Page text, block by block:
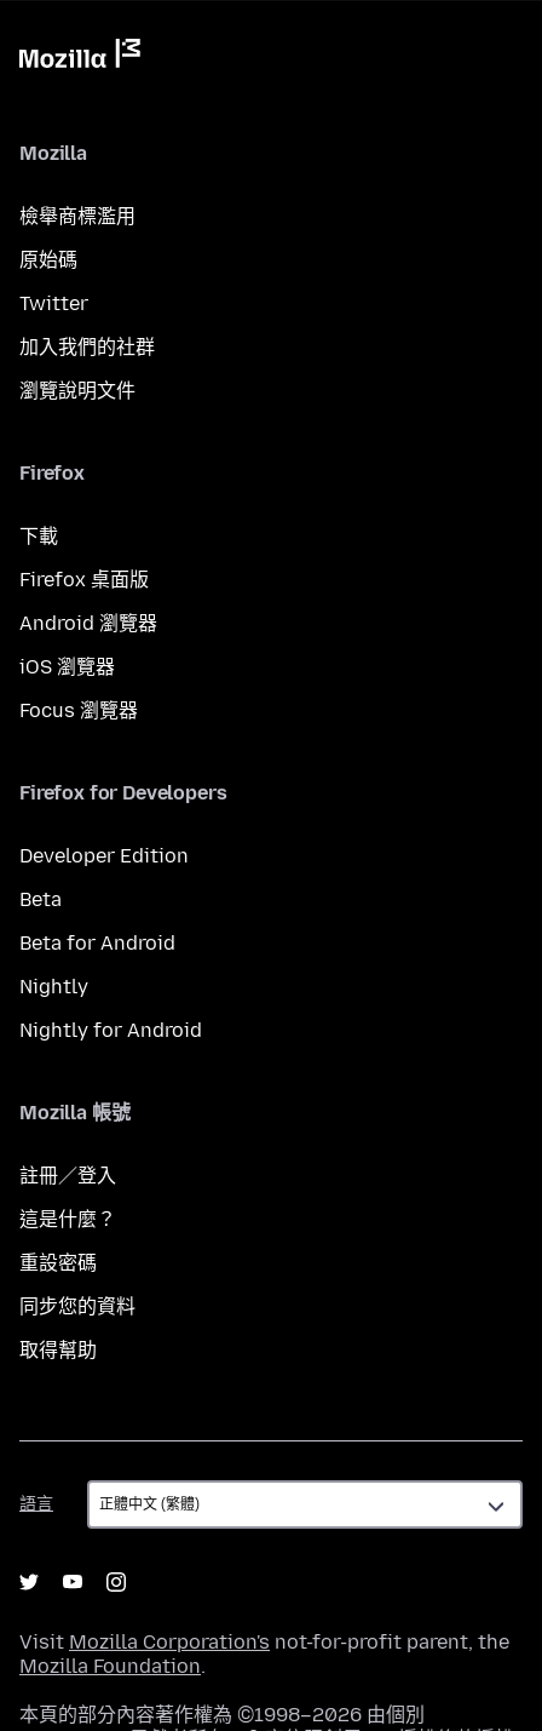
Mozilla
檢舉商標濫用
原始碼
Twitter
加入我們的社群
瀏覽說明文件
Firefox
下載
Firefox 桌面版
Android 瀏覽器
iOS 瀏覽器
Focus 瀏覽器
Firefox for Developers
Developer Edition
Beta
Beta for Android
Nightly
Nightly for Android
Mozilla 帳號
註冊／登入
這是什麼？
重設密碼
同步您的資料
取得幫助
語言
語
言
Visit Mozilla Corporation's not-for-profit parent, the
Mozilla Foundation.
本頁的部分內容著作權為 ©1998–2026 由個別